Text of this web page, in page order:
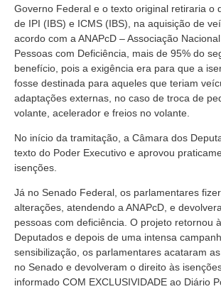
Governo Federal e o texto original retiraria o
de IPI (IBS) e ICMS (IBS), na aquisição de
acordo com a ANAPcD – Associação
Pessoas com Deficiência, mais de 95% do
benefício, pois a exigência era para que a
fosse destinada para aqueles que teriam
adaptações externas, no caso de troca de
volante, acelerador e freios no volante.
No início da tramitação, a Câmara dos
texto do Poder Executivo e aprovou
isenções.
Já no Senado Federal, os parlamentares
alterações, atendendo a ANAPcD, e
pessoas com deficiência. O projeto retornou
Deputados e depois de uma intensa
sensibilização, os parlamentares acataram
no Senado e devolveram o direito às
informado COM EXCLUSIVIDADE ao Diário